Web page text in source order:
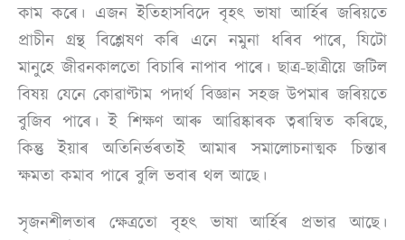
কাম কৰে। এজন ইতিহাসবিদে বৃহৎ ভাষা আৰ্হিৰ জৰিয়তে
প্ৰাচীন গ্ৰন্থ বিশ্লেষণ কৰি এনে নমুনা ধৰিব পাৰে, যিটো
মানুহে জীৱনকালতো বিচাৰি নাপাব পাৰে। ছাত্ৰ-ছাত্ৰীয়ে জটিল
বিষয় যেনে কোৱাণ্টাম পদাৰ্থ বিজ্ঞান সহজ উপমাৰ জৰিয়তে
বুজিব পাৰে। ই শিক্ষণ আৰু আৱিষ্কাৰক ত্বৰান্বিত কৰিছে,
কিন্তু ইয়াৰ অতিনিৰ্ভৰতাই আমাৰ সমালোচনাত্মক চিন্তাৰ
ক্ষমতা কমাব পাৰে বুলি ভবাৰ থল আছে।
সৃজনশীলতাৰ ক্ষেত্ৰতো বৃহৎ ভাষা আৰ্হিৰ প্ৰভাৱ আছে।